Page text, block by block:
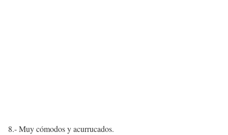
8.- Muy cómodos y acurrucados.